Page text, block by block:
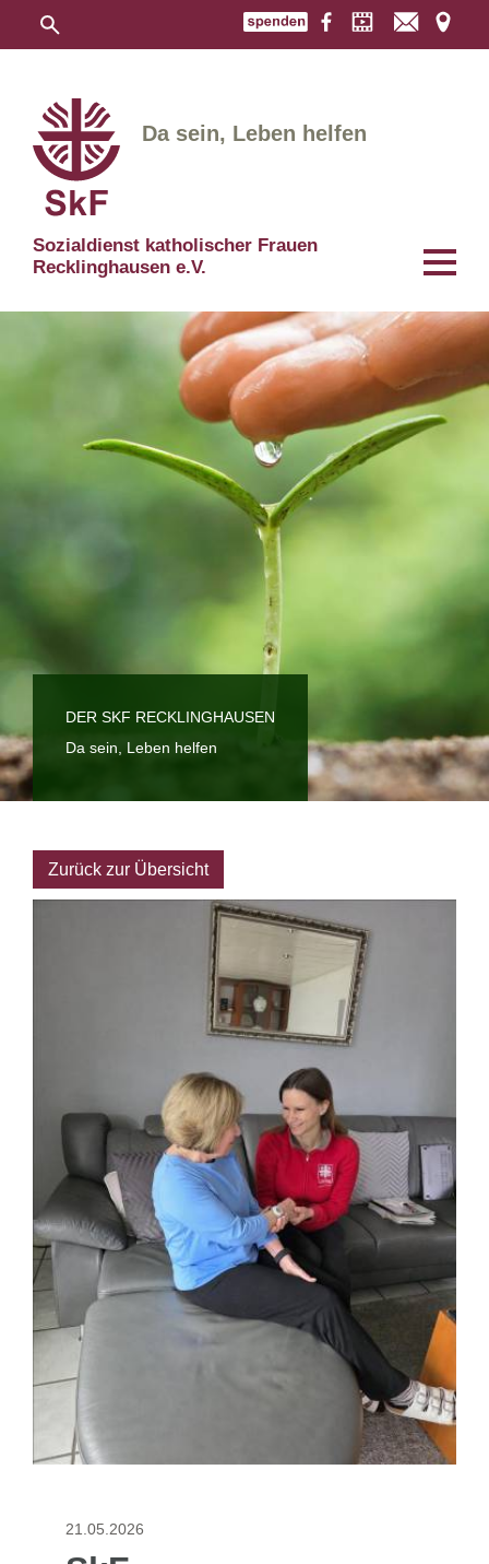
Sozialdienst katholischer Frauen
Recklinghausen e.V.
Da sein, Leben helfen
DER SKF RECKLINGHAUSEN
Da sein, Leben helfen
Zurück zur Übersicht
21.05.2026